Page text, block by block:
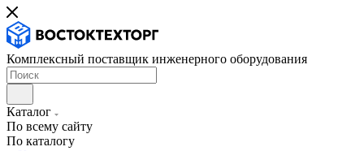
Комплексный поставщик инженерного оборудования
Каталог
По всему сайту
По каталогу